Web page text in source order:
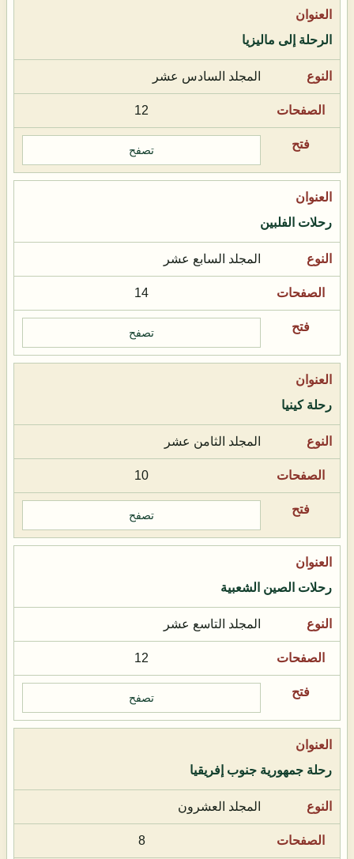
الرحلة إلى ماليزيا
المجلد السادس عشر
12
تصفح
رحلات الفلبين
المجلد السابع عشر
14
تصفح
رحلة كينيا
المجلد الثامن عشر
10
تصفح
رحلات الصين الشعبية
المجلد التاسع عشر
12
تصفح
رحلة جمهورية جنوب إفريقيا
المجلد العشرون
8